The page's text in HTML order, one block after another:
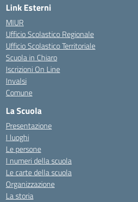
Link Esterni
MIUR
Ufficio Scolastico Regionale
Ufficio Scolastico Territoriale
Scuola in Chiaro
Iscrizioni On Line
Invalsi
Comune
La Scuola
Presentazione
I luoghi
Le persone
I numeri della scuola
Le carte della scuola
Organizzazione
La storia